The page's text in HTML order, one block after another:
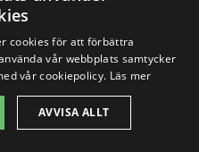
din blomleverans
levererade
attskicka blommor
cookies för att förbättra
vår webbplats samtycker
vår cookiepolicy. Läs mer
AVVISA ALLT